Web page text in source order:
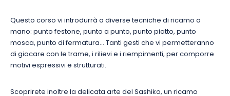
Questo corso vi introdurrà a diverse tecniche di ricamo a
mano: punto festone, punto a punto, punto piatto, punto
mosca, punto di fermatura… Tanti gesti che vi permetteranno
di giocare con le trame, i rilievi e i riempimenti, per comporre
motivi espressivi e strutturati.
Scoprirete inoltre la delicata arte del Sashiko, un ricamo